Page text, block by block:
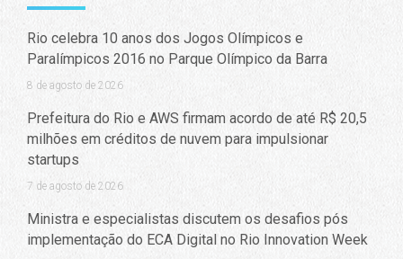
Rio celebra 10 anos dos Jogos Olímpicos e
Paralímpicos 2016 no Parque Olímpico da Barra
8 de agosto de 2026
Prefeitura do Rio e AWS firmam acordo de até R$ 20,5
milhões em créditos de nuvem para impulsionar
startups
7 de agosto de 2026
Ministra e especialistas discutem os desafios pós
implementação do ECA Digital no Rio Innovation Week